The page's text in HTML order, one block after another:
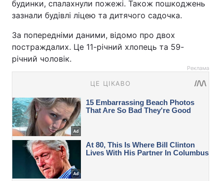
будинки, спалахнули пожежі. Також пошкоджень
зазнали будівлі ліцею та дитячого садочка.
За попередніми даними, відомо про двох
постраждалих. Це 11-річний хлопець та 59-
річний чоловік.
Реклама